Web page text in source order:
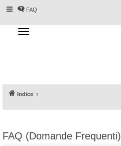
FAQ
T
o
g
a
t
Indice
FAQ (Domande Frequenti)